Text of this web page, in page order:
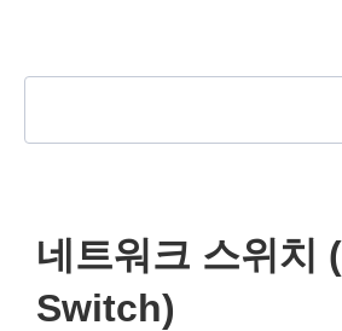
네트워크 스위치
Switch)